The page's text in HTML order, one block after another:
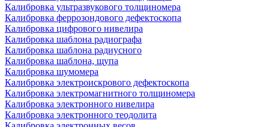
Калибровка ультразвукового толщиномера
Калибровка феррозондового дефектоскопа
Калибровка цифрового нивелира
Калибровка шаблона радиографа
Калибровка шаблона радиусного
Калибровка шаблона, щупа
Калибровка шумомера
Калибровка электроискрового дефектоскопа
Калибровка электромагнитного толщиномера
Калибровка электронного нивелира
Калибровка электронного теодолита